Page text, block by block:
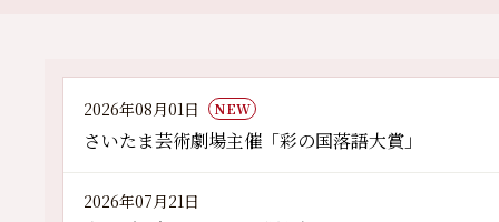
2026年08月01日 NEW
さいたま芸術劇場主催「彩の国落語大賞」
2026年07月21日